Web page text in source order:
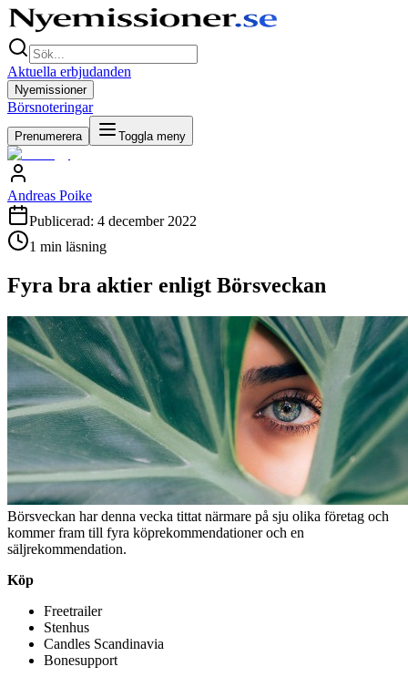
Aktuella erbjudanden
Nyemissioner
Börsnoteringar
Prenumerera Toggla meny
Andreas Poike
Publicerad: 4 december 2022
1 min läsning
Fyra bra aktier enligt Börsveckan
Börsveckan har denna vecka tittat närmare på sju olika företag och
kommer fram till fyra köprekommendationer och en
säljrekommendation.
Köp
Freetrailer
Stenhus
Candles Scandinavia
Bonesupport